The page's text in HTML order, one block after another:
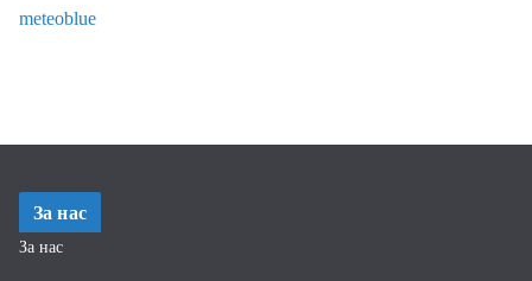
meteoblue
За нас
За нас